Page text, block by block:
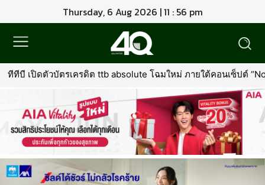
Thursday, 6 Aug 2026 | 11 : 56 pm
ทีทีบี เปิดตัวบัตรเครดิต ttb absolute โฉมใหม่ ภายใต้คอนเซ็ปต์